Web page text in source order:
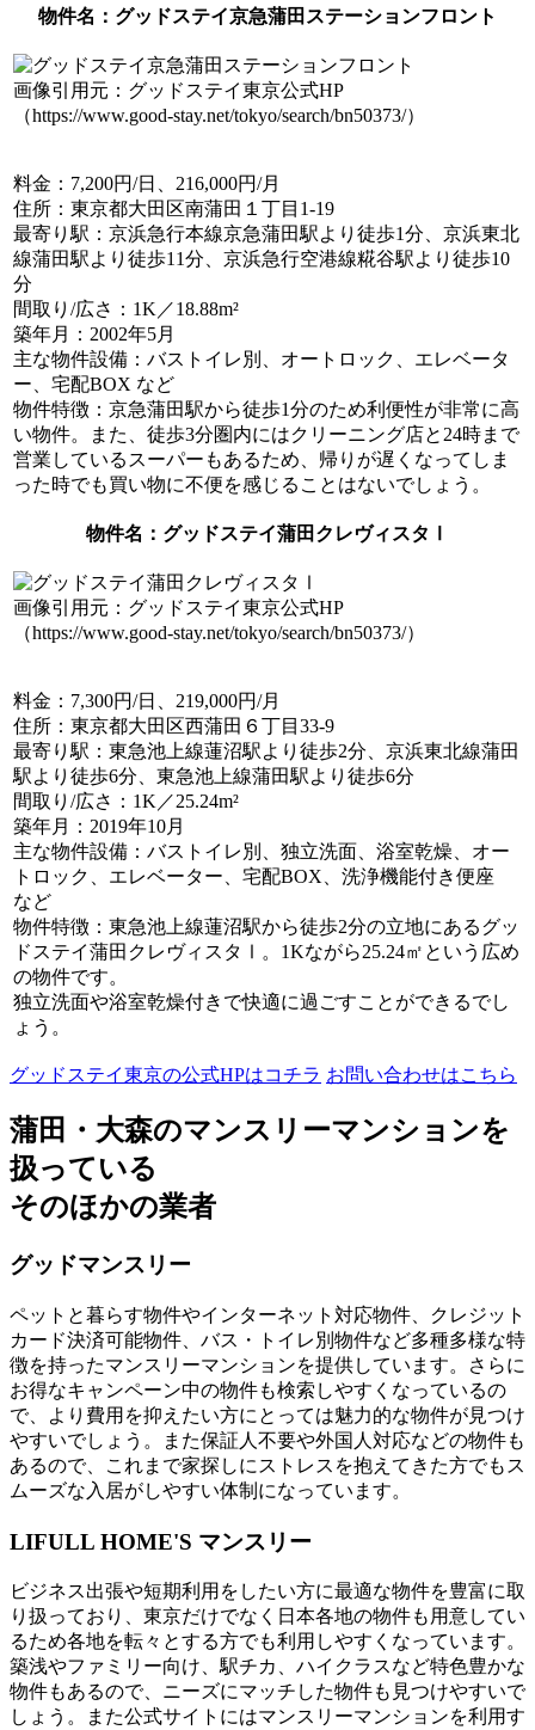
物件名 ：グッドステイ京急蒲田ステーションフロント
画像引用元：グッドステイ東京公式HP
（https://www.good-stay.net/tokyo/search/bn50373/）
料金 ：7,200円/日、216,000円/月
住所 ：東京都大田区南蒲田１丁目1-19
最寄り駅 ：京浜急行本線京急蒲田駅より徒歩1分、京浜東北
線蒲田駅より徒歩11分、京浜急行空港線糀谷駅より徒歩10
分
間取り/広さ ：1K／18.88m²
築年月
：2002年5月
主な物件設備 ：バストイレ別、オートロック、エレベータ
ー、宅配BOX など
物件特徴 ：京急蒲田駅から徒歩1分のため利便性が非常に高
い物件。また、徒歩3分圏内にはクリーニング店と24時まで
営業しているスーパーもあるため、帰りが遅くなってしま
った時でも買い物に不便を感じることはないでしょう。
物件名 ：グッドステイ蒲田クレヴィスタⅠ
画像引用元：グッドステイ東京公式HP
（https://www.good-stay.net/tokyo/search/bn50373/）
料金 ：7,300円/日、219,000円/月
住所 ：東京都大田区西蒲田６丁目33-9
最寄り駅 ：東急池上線蓮沼駅より徒歩2分、京浜東北線蒲田
駅より徒歩6分、東急池上線蒲田駅より徒歩6分
間取り/広さ ：1K／25.24m²
築年月
：2019年10月
主な物件設備 ：バストイレ別、独立洗面、浴室乾燥、オー
トロック、エレベーター、宅配BOX、洗浄機能付き便座
など
物件特徴 ：東急池上線蓮沼駅から徒歩2分の立地にあるグッ
ドステイ蒲田クレヴィスタⅠ。1Kながら25.24㎡という広め
の物件です。
独立洗面や浴室乾燥付きで快適に過ごすことができるでし
ょう。
グッドステイ東京の公式HPはコチラ お問い合わせはこちら
蒲田・大森のマンスリーマンションを
扱っている
そのほかの業者
グッドマンスリー
ペットと暮らす物件やインターネット対応物件、クレジット
カード決済可能物件、バス・トイレ別物件など多種多様な特
徴を持ったマンスリーマンションを提供しています。さらに
お得なキャンペーン中の物件も検索しやすくなっているの
で、より費用を抑えたい方にとっては魅力的な物件が見つけ
やすいでしょう。また保証人不要や外国人対応などの物件も
あるので、これまで家探しにストレスを抱えてきた方でもス
ムーズな入居がしやすい体制になっています。
LIFULL HOME'S マンスリー
ビジネス出張や短期利用をしたい方に最適な物件を豊富に取
り扱っており、東京だけでなく日本各地の物件も用意してい
るため各地を転々とする方でも利用しやすくなっています。
築浅やファミリー向け、駅チカ、ハイクラスなど特色豊かな
物件もあるので、ニーズにマッチした物件も見つけやすいで
しょう。また公式サイトにはマンスリーマンションを利用す